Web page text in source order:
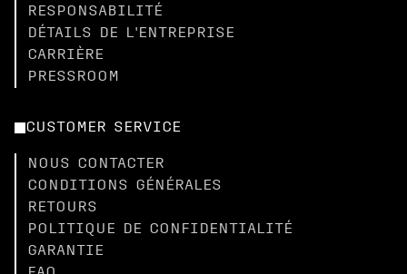
RESPONSABILITÉ
DÉTAILS DE L'ENTREPRISE
CARRIÈRE
PRESSROOM
CUSTOMER SERVICE
NOUS CONTACTER
CONDITIONS GÉNÉRALES
RETOURS
POLITIQUE DE CONFIDENTIALITÉ
GARANTIE